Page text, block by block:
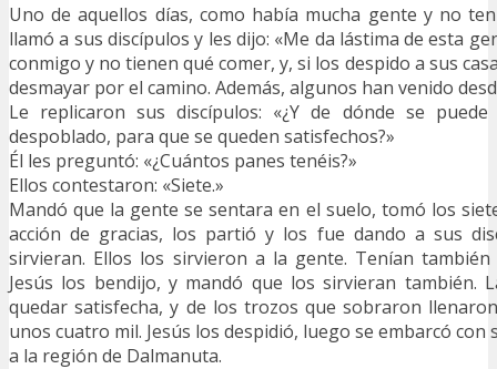
Uno de aquellos días, como había mucha gente y no
llamó a sus discípulos y les dijo: «Me da lástima de esta
conmigo y no tienen qué comer, y, si los despido a sus
desmayar por el camino. Además, algunos han venido
Le replicaron sus discípulos: «¿Y de dónde se
despoblado, para que se queden satisfechos?»
Él les preguntó: «¿Cuántos panes tenéis?»
Ellos contestaron: «Siete.»
Mandó que la gente se sentara en el suelo, tomó los
acción de gracias, los partió y los fue dando a sus
sirvieran. Ellos los sirvieron a la gente. Tenían también
Jesús los bendijo, y mandó que los sirvieran también.
quedar satisfecha, y de los trozos que sobraron
unos cuatro mil. Jesús los despidió, luego se embarcó con
a la región de Dalmanuta.